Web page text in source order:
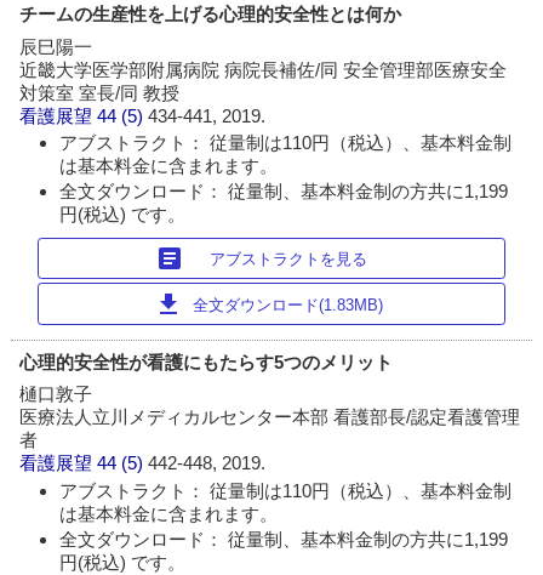
チームの生産性を上げる心理的安全性とは何か
辰巳陽一
近畿大学医学部附属病院 病院長補佐/同 安全管理部医療安全
対策室 室長/同 教授
看護展望 44 (5)434-441, 2019.
アブストラクト： 従量制は110円（税込）、基本料金制
は基本料金に含まれます。
全文ダウンロード： 従量制、基本料金制の方共に1,199
円(税込) です。
article アブストラクトを見る
download 全文ダウンロード(1.83MB)
心理的安全性が看護にもたらす5つのメリット
樋口敦子
医療法人立川メディカルセンター本部 看護部長/認定看護管理
者
看護展望 44 (5)442-448, 2019.
アブストラクト： 従量制は110円（税込）、基本料金制
は基本料金に含まれます。
全文ダウンロード： 従量制、基本料金制の方共に1,199
円(税込) です。